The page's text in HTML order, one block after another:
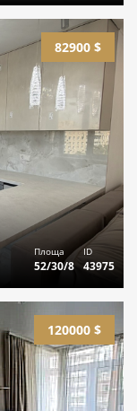
82900 $
Площа
52/30/8
ID
43975
120000 $